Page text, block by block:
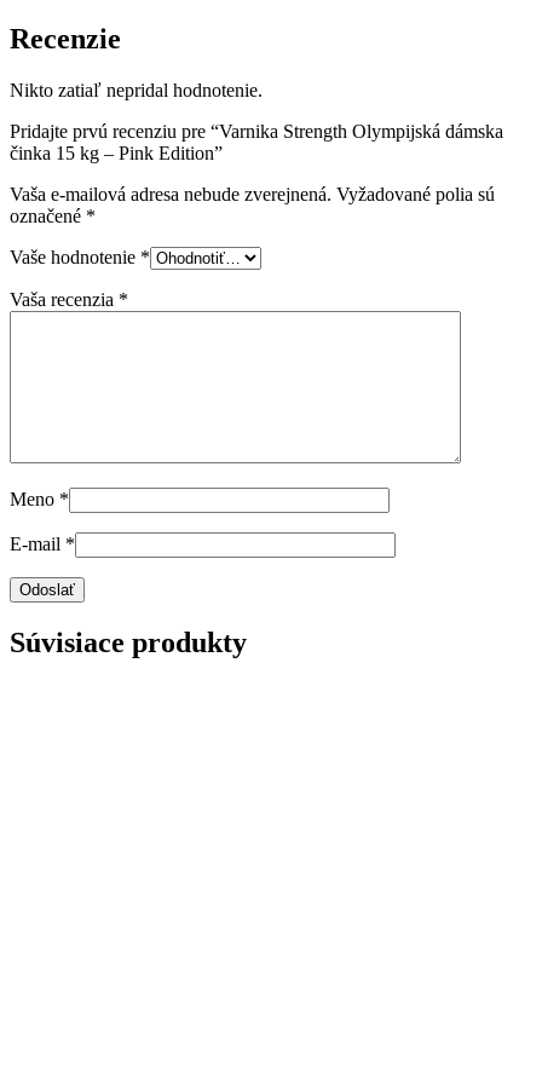
Recenzie
Nikto zatiaľ nepridal hodnotenie.
Pridajte prvú recenziu pre “Varnika Strength Olympijská dámska
činka 15 kg – Pink Edition”
Vaša e-mailová adresa nebude zverejnená. Vyžadované polia sú
označené *
Vaše hodnotenie *
Vaša recenzia *
Meno *
E-mail *
Súvisiace produkty